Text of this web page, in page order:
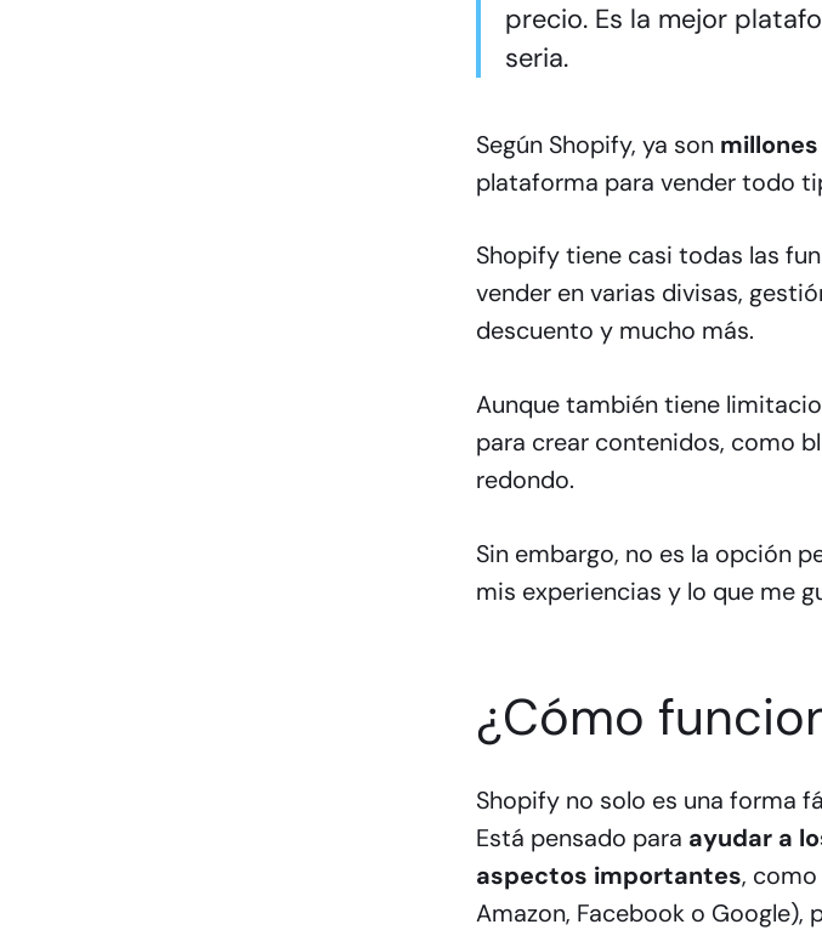
precio. Es la mejor
seria.
Según Shopify, ya sonmillones
plataforma para vender todo
Shopify tiene casi todas las
vender en varias divisas,
descuento y mucho más.
Aunque también tiene
para crear contenidos, como
redondo.
Sin embargo, no es la opción
mis experiencias y lo que me
¿Cómo
Shopify no solo es una forma
Está pensado para ayudar a
aspectos importantes,
Amazon, Facebook o